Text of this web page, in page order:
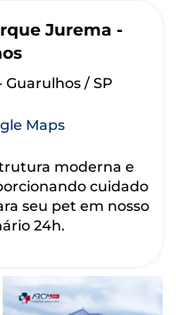
Jurema -
/ SP
Maps
moderna e
cuidado
seu pet em nosso
24h.